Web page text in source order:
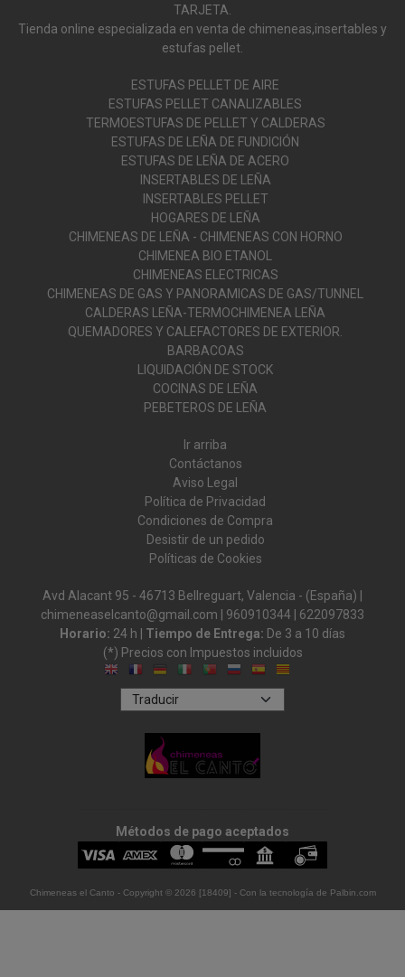
TARJETA.
Tienda online especializada en venta de chimeneas,insertables y
estufas pellet.
ESTUFAS PELLET DE AIRE
ESTUFAS PELLET CANALIZABLES
TERMOESTUFAS DE PELLET Y CALDERAS
ESTUFAS DE LEÑA DE FUNDICIÓN
ESTUFAS DE LEÑA DE ACERO
INSERTABLES DE LEÑA
INSERTABLES PELLET
HOGARES DE LEÑA
CHIMENEAS DE LEÑA - CHIMENEAS CON HORNO
CHIMENEA BIO ETANOL
CHIMENEAS ELECTRICAS
CHIMENEAS DE GAS Y PANORAMICAS DE GAS/TUNNEL
CALDERAS LEÑA-TERMOCHIMENEA LEÑA
QUEMADORES Y CALEFACTORES DE EXTERIOR.
BARBACOAS
LIQUIDACIÓN DE STOCK
COCINAS DE LEÑA
PEBETEROS DE LEÑA
Ir arriba
Contáctanos
Aviso Legal
Política de Privacidad
Condiciones de Compra
Desistir de un pedido
Políticas de Cookies
Avd Alacant 95 - 46713 Bellreguart, Valencia - (España) |
chimeneaselcanto@gmail.com | 960910344
622097833
Horario: 24 h | Tiempo de Entrega: De 3 a 10 días
(*) Precios con Impuestos incluidos
Métodos de pago aceptados
Chimeneas el Canto - Copyright © 2026 [18409] - Con la tecnología de Palbin.com